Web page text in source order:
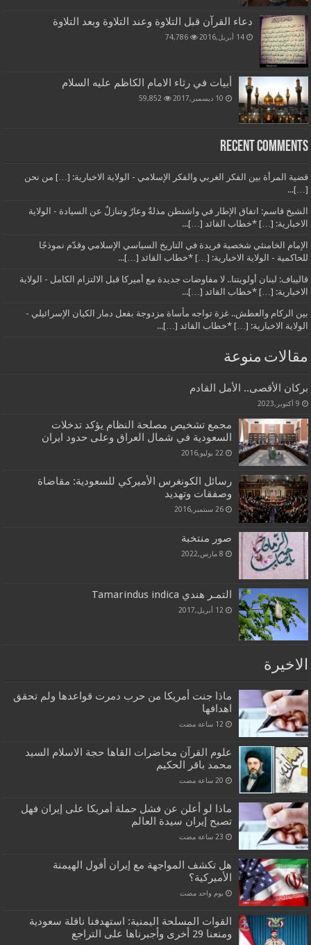
دعاء القرآن قبل التلاوة وعند التلاوة وبعد التلاوة
14 أبريل,2016 74,786
أبيات في رثاء الامام الكاظم عليه السلام
10 ديسمبر,2017 59,852
Recent Comments
قضية المرأة بين الفكر الغربي والفكر الإسلامي - الولاية الاخبارية: […] من نحن
[…]...
الشيخ قاسم: اتفاق الإطار في واشنطن مذلةٌ وعارٌ وتنازلٌ عن السيادة - الولاية
الاخبارية: […] *خطاب القائد […]...
الإمام الخامنئي شخصية فريدة في التاريخ السياسي الإسلامي وقدّم نموذجًا
للحاكمية - الولاية الاخبارية: […] *خطاب القائد […]...
قاليباف: لبنان أولويتنا.. لا مفاوضات جديدة مع أميركا قبل الالتزام الكامل - الولاية
الاخبارية: […] *خطاب القائد […]...
بين الركام والعطش.. غزة تواجه مأساة مزدوجة بفعل دمار الكيان الإسرائيلي -
الولاية الاخبارية: […] *خطاب القائد […]...
مقالات منوعة
بركان الأقصى.. الأمل القادم
9 أكتوبر,2023
مجمع تشخيص مصلحة النظام يؤكد تدخلات
السعودية في شمال العراق وعلى حدود ايران
22 يوليو,2016
رسائل الكونغرس الأميركي للسعودية: مقاضاة
وصفقات وتهديد
26 سبتمبر,2016
صور منتخبة
8 مارس,2022
التمـر هندي Tamarindus indica
12 أبريل,2017
الاخيرة
ماذا جنت أمريكا من حرب دمرت قواعدها ولم تحقق
اهدافها
علوم القرآن محاضرات القاها حجة الاسلام السيد
محمد باقر الحكيم
ماذا لو أعلن عن فشل حملة أمريكا على إيران فهل
تصبح إيران سيدة العالم
هل تكشف المواجهة مع إيران أفول الهيمنة
الأميركية؟
‏يوم واحد مضت
القوات المسلحة اليمنية: استهدفنا ناقلة سعودية
ومنعنا 29 أخرى وأجبرناها على التراجع